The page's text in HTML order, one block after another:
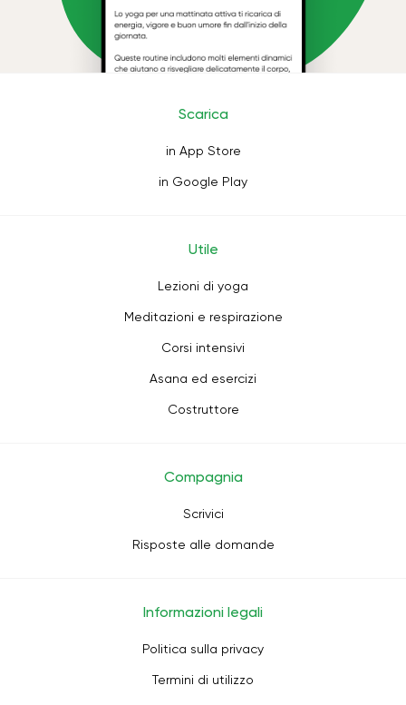
Scarica
in App Store
in Google Play
Utile
Lezioni di yoga
Meditazioni e respirazione
Corsi intensivi
Asana ed esercizi
Costruttore
Compagnia
Scrivici
Risposte alle domande
Informazioni legali
Politica sulla privacy
Termini di utilizzo